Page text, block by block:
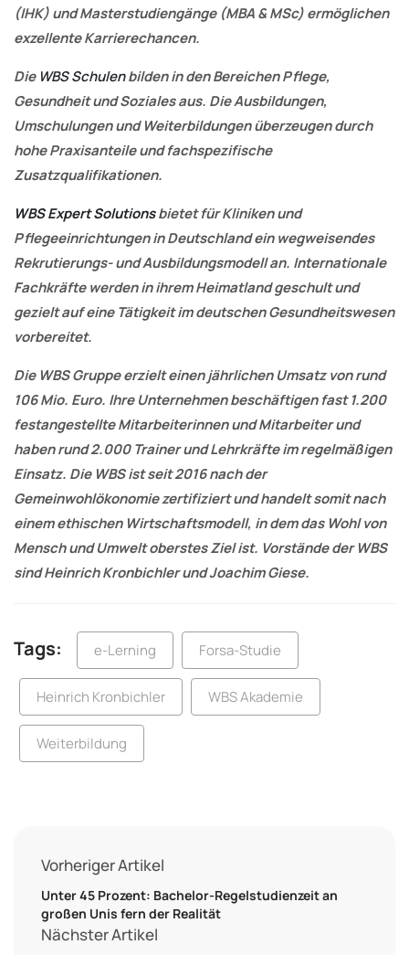
(IHK) und Masterstudiengänge (MBA & MSc) ermöglichen
exzellente Karrierechancen.
Die WBS Schulenbilden in den Bereichen Pflege,
Gesundheit und Soziales aus. Die Ausbildungen,
Umschulungen und Weiterbildungen überzeugen durch
hohe Praxisanteile und fachspezifische
Zusatzqualifikationen.
WBS Expert Solutionsbietet für Kliniken und
Pflegeeinrichtungen in Deutschland ein wegweisendes
Rekrutierungs- und Ausbildungsmodell an. Internationale
Fachkräfte werden in ihrem Heimatland geschult und
gezielt auf eine Tätigkeit im deutschen Gesundheitswesen
vorbereitet.
Die WBS Gruppe erzielt einen jährlichen Umsatz von rund
106 Mio. Euro. Ihre Unternehmen beschäftigen fast 1.200
festangestellte Mitarbeiterinnen und Mitarbeiter und
haben rund 2.000 Trainer und Lehrkräfte im regelmäßigen
Einsatz. Die WBS ist seit 2016 nach der
Gemeinwohlökonomie zertifiziert und handelt somit nach
einem ethischen Wirtschaftsmodell, in dem das Wohl von
Mensch und Umwelt oberstes Ziel ist. Vorstände der WBS
sind Heinrich Kronbichler und Joachim Giese.
Tags: e-Lerning Forsa-Studie
Heinrich Kronbichler WBS Akademie
Weiterbildung
Vorheriger Artikel
Unter 45 Prozent: Bachelor-Regelstudienzeit an
großen Unis fern der Realität
Nächster Artikel